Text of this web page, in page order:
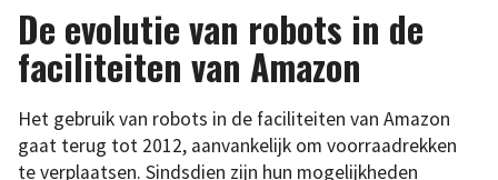
De evolutie van robots in de
faciliteiten van Amazon
Het gebruik van robots in de faciliteiten van Amazon
gaat terug tot 2012, aanvankelijk om voorraadrekken
te verplaatsen. Sindsdien zijn hun mogelijkheden